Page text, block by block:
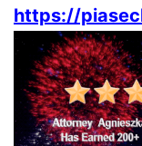
https://